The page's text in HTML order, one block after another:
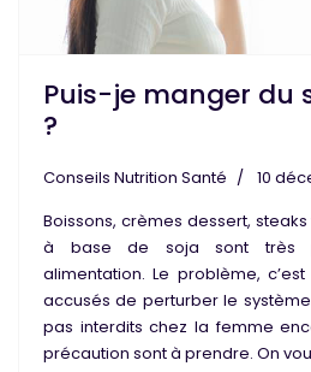
Puis-je manger du
?
Conseils Nutrition Santé
10
Boissons, crèmes dessert,
à base de soja sont très
alimentation. Le problème,
accusés de perturber le
pas interdits chez lafemme
précaution sont à prendre. On